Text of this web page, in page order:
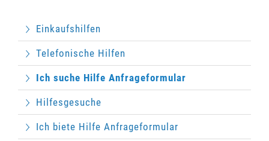
Einkaufshilfen
Telefonische Hilfen
Ich suche Hilfe Anfrageformular
Hilfesgesuche
Ich biete Hilfe Anfrageformular